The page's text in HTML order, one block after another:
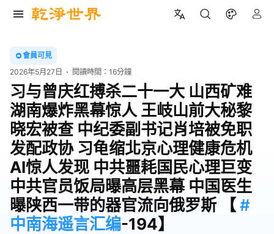
會員可見
2026年5月27日
閱讀時間：16分鐘
习与曾庆红搏杀二十一大 山西矿难
湖南爆炸黑幕惊人 王岐山前大秘黎
晓宏被查 中纪委副书记肖培被免职
发配政协 习龟缩北京心理健康危机
AI惊人发现 中共噩耗国民心理巨变
中共官员饭局曝高层黑幕 中国医生
曝陕西一带的器官流向俄罗斯 【 #
中南海遥言汇编-194】